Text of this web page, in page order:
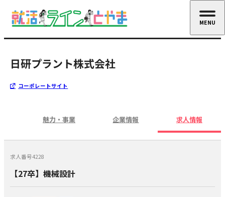
日研プラント株式会社
コーポレートサイト
魅力・事業 企業情報 求人情報
求人番号4228
【27卒】機械設計
MENU